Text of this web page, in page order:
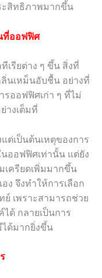
ะสิทธิภาพมากขึ้น
ที่ออฟฟิศ
เรียต่าง ๆ ขึ้น สิ่งที่
ลิ่นเหม็นอับชื้น อย่างที่
รออฟฟิศเก่า ๆ ที่ไม่
างเต็มที่
ต่เป็นต้นเหตุของการ
ออฟฟิศเท่านั้น แต่ยัง
เครียดเพิ่มมากขึ้น
ง จึงทำให้การเลือก
ย์ เพราะสามารถช่วย
ด้ กลายเป็นการ
ได้มากยิ่งขึ้น